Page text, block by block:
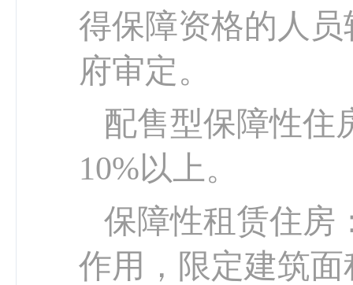
得保障资格的人
府审定。
配售型保障性住
10%以上。
保障性租赁住房
作用，限定建筑